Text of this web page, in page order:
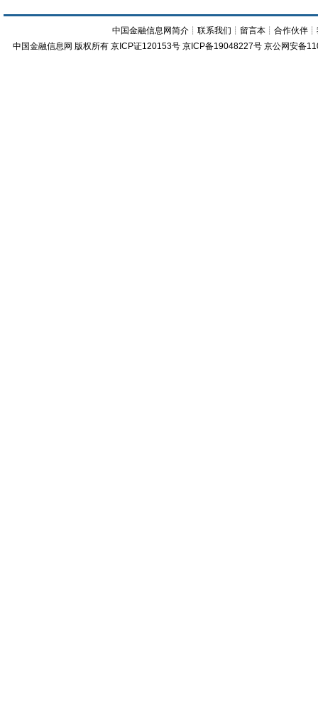
中国金融信息网简介 ┊联系我们 ┊ 留言本 ┊合作伙伴 ┊
中国金融信息网 版权所有 京ICP证120153号 京ICP备19048227号 京公网安备